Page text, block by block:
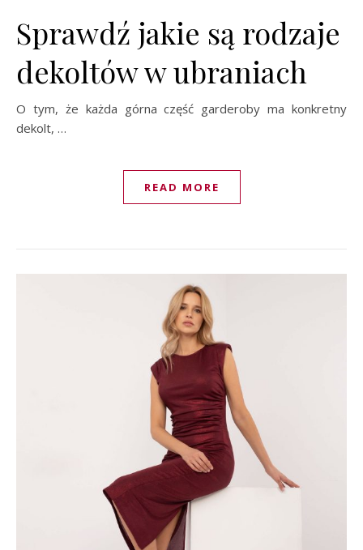
Sprawdź jakie są rodzaje
dekoltów w ubraniach
O tym, że każda górna część garderoby ma konkretny
dekolt, …
READ MORE